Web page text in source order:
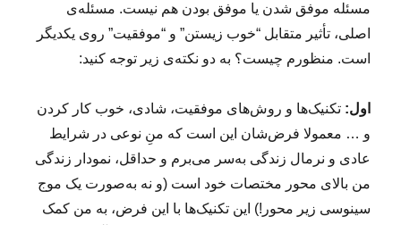
۲
۲
۱
مسئله موفق شدن یا موفق بودن هم نیست. مسئله‌ی
اصلی، تأثیر متقابل “خوب زیستن” و “موفقیت” روی یکدیگر
است. منظورم چیست؟ به دو نکته‌ی زیر توجه کنید:
اول: تکنیک‌ها و روش‌های موفقیت، شادی، خوب کار کردن
و … معمولا فرض‌شان این است که منِ نوعی در شرایط
عادی و نرمال زندگی به‌سر می‌برم و حداقل، نمودار زندگی
من بالای محور مختصات خود است (و نه به‌صورت یک موج
سینوسی زیر محور!) این تکنیک‌ها با این فرض، به من کمک